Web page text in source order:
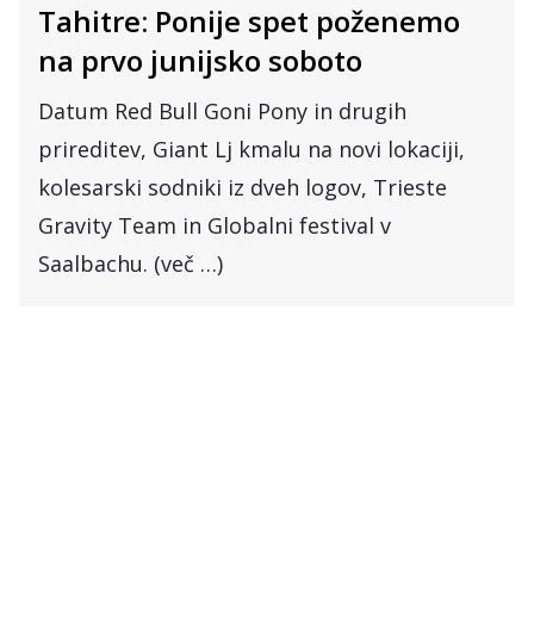
Tahitre: Ponije spet poženemo
na prvo junijsko soboto
Datum Red Bull Goni Pony in drugih
prireditev, Giant Lj kmalu na novi lokaciji,
kolesarski sodniki iz dveh logov, Trieste
Gravity Team in Globalni festival v
Saalbachu. (več …)